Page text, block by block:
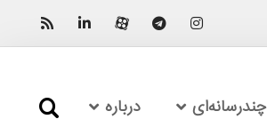
چندرسانه‌ای درباره